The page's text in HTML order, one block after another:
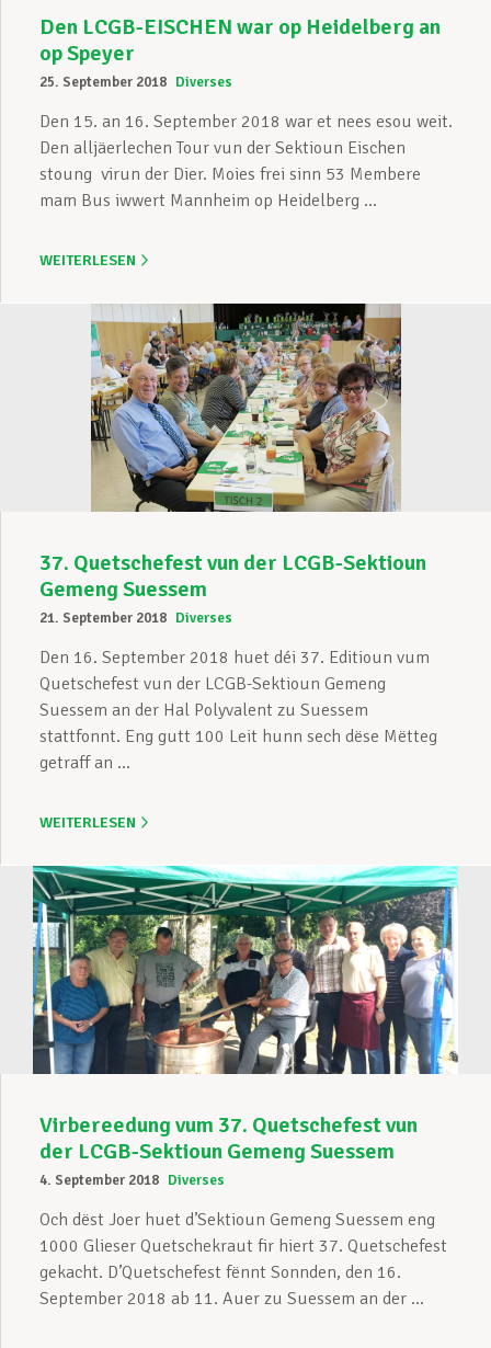
Den LCGB-EISCHEN war op Heidelberg an
op Speyer
25. September 2018 Diverses
Den 15. an 16. September 2018 war et nees esou weit.
Den alljäerlechen Tour vun der Sektioun Eischen
stoung virun der Dier. Moies frei sinn 53 Membere
mam Bus iwwert Mannheim op Heidelberg ...
WEITERLESEN
37. Quetschefest vun der LCGB-Sektioun
Gemeng Suessem
21. September 2018 Diverses
Den 16. September 2018 huet déi 37. Editioun vum
Quetschefest vun der LCGB-Sektioun Gemeng
Suessem an der Hal Polyvalent zu Suessem
stattfonnt. Eng gutt 100 Leit hunn sech dëse Mëtteg
getraff an ...
WEITERLESEN
Virbereedung vum 37. Quetschefest vun
der LCGB-Sektioun Gemeng Suessem
4. September 2018 Diverses
Och dëst Joer huet d’Sektioun Gemeng Suessem eng
1000 Glieser Quetschekraut fir hiert 37. Quetschefest
gekacht. D’Quetschefest fënnt Sonnden, den 16.
September 2018 ab 11. Auer zu Suessem an der ...